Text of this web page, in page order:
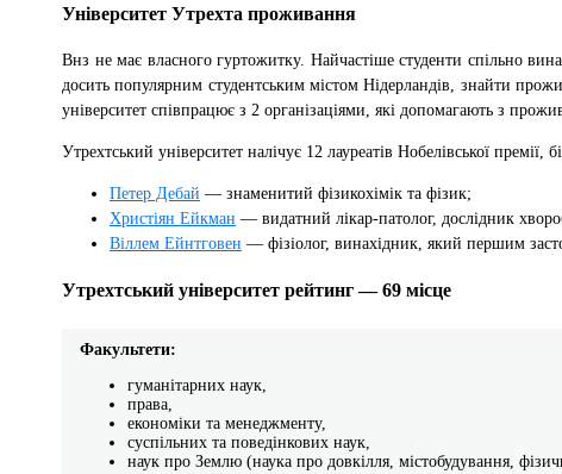
Університет Утрехта проживання
Внз не має власного гуртожитку. Найчастіше студенти спільно
досить популярним студентським містом Нідерландів, знайти
університет співпрацює з 2 організаціями, які допомагають з
Утрехтський університет налічує 12 лауреатів Нобелівської
Петер Дебай — знаменитий фізикохімік та фізик;
Христіян Ейкман — видатний лікар-патолог, дослідник
Віллем Ейнтговен — фізіолог, винахідник, який першим
Утрехтський університет рейтинг — 69 місце
Факультети:
гуманітарних наук,
права,
економіки та менеджменту,
суспільних та поведінкових наук,
наук про Землю (наука про довкілля, містобудування,